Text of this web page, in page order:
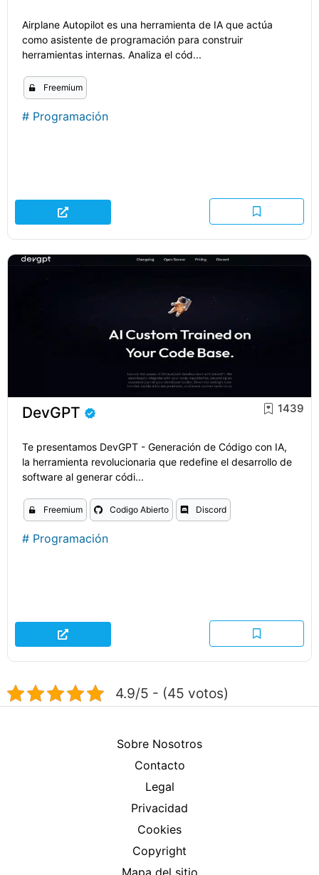
Airplane Autopilot es una herramienta de IA que actúa
como asistente de programación para construir
herramientas internas. Analiza el cód...
Freemium
# Programación
DevGPT 1439
Te presentamos DevGPT - Generación de Código con IA,
la herramienta revolucionaria que redefine el desarrollo de
software al generar códi...
Freemium Codigo Abierto Discord
# Programación
4.9/5 - (45 votos)
Sobre Nosotros
Contacto
Legal
Privacidad
Cookies
Copyright
Mapa del sitio